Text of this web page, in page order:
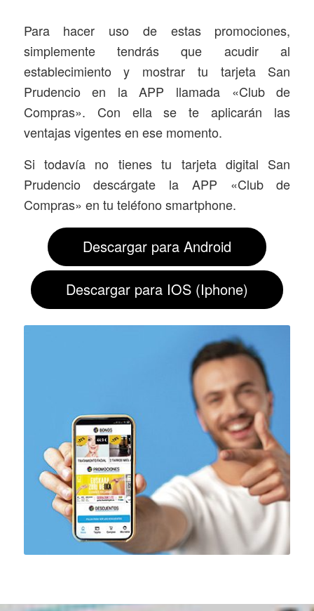
Para hacer uso de estas promociones,
simplemente tendrás que acudir al
establecimiento y mostrar tu tarjeta San
Prudencio en la APP llamada «Club de
Compras». Con ella se te aplicarán las
ventajas vigentes en ese momento.
Si todavía no tienes tu tarjeta digital San
Prudencio descárgate la APP «Club de
Compras» en tu teléfono smartphone.
Descargar para Android
Descargar para IOS (Iphone)